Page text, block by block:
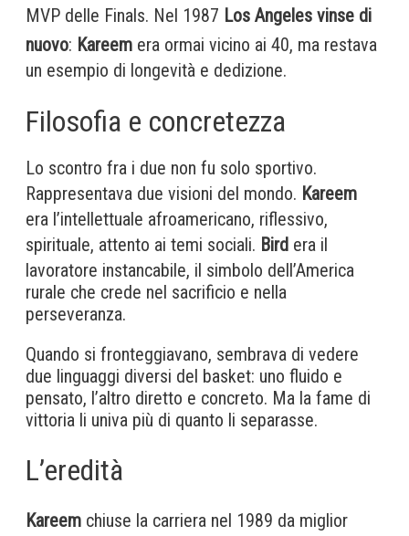
MVP delle Finals. Nel 1987 Los Angeles vinse di
nuovo: Kareem era ormai vicino ai 40, ma restava
un esempio di longevità e dedizione.
Filosofia e concretezza
Lo scontro fra i due non fu solo sportivo.
Rappresentava due visioni del mondo. Kareem
era l’intellettuale afroamericano, riflessivo,
spirituale, attento ai temi sociali. Bird era il
lavoratore instancabile, il simbolo dell’America
rurale che crede nel sacrificio e nella
perseveranza.
Quando si fronteggiavano, sembrava di vedere
due linguaggi diversi del basket: uno fluido e
pensato, l’altro diretto e concreto. Ma la fame di
vittoria li univa più di quanto li separasse.
L’eredità
Kareem chiuse la carriera nel 1989 da miglior